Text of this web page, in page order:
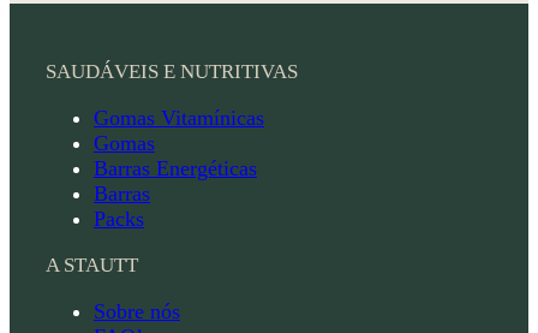
SAUDÁVEIS E NUTRITIVAS
Gomas Vitamínicas
Gomas
Barras Energéticas
Barras
Packs
A STAUTT
Sobre nós